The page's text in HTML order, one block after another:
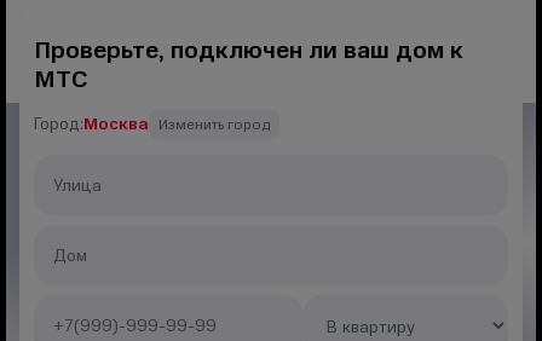
Проверьте, подключен ли ваш дом к
МТС
Город:Москва Изменить город